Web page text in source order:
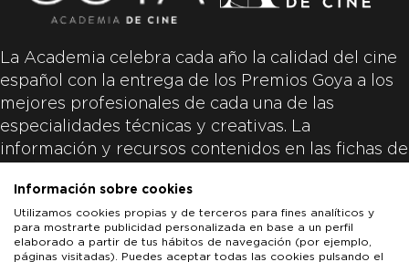
La Academia celebra cada año la calidad del cine
español con la entrega de los Premios Goya a los
mejores profesionales de cada una de las
especialidades técnicas y creativas. La
información y recursos contenidos en las fichas de
productoras de las películas y responsabilidad
única y exclusiva de las mismas.
Información sobre cookies
Utilizamos cookies propias y de terceros para fines analíticos y
para mostrarte publicidad personalizada en base a un perfil
elaborado a partir de tus hábitos de navegación (por ejemplo,
páginas visitadas). Puedes aceptar todas las cookies pulsando el